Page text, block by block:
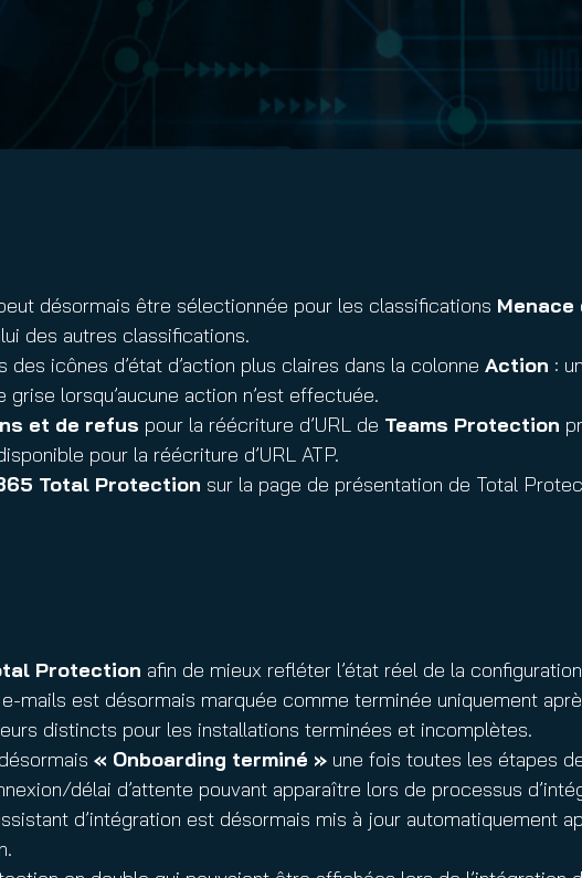
désormais être sélectionnée pour les classifications Menace
des autres classifications.
des icônes d’état d’action plus claires dans la colonne Action :
lorsqu’aucune action n’est effectuée.
et de refus pour la réécriture d’URL de Teams Protection
pour la réécriture d’URL ATP.
Total Protection sur la page de présentation de Total
Protection afin de mieux refléter l’état réel de la
mails est désormais marquée comme terminée uniquement
distincts pour les installations terminées et incomplètes.
« Onboarding terminé » une fois toutes les étapes
délai d’attente pouvant apparaître lors de processus
d’intégration est désormais mis à jour